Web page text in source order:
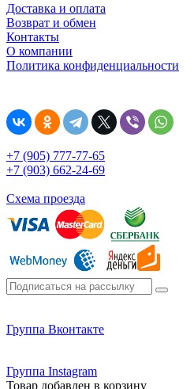
Доставка и оплата
Возврат и обмен
Контакты
О компании
Политика конфиденциальности
+7 (905) 777-77-65
+7 (903) 662-24-69
Схема проезда
Группа Вконтакте
Группа Instagram
Товар добавлен в корзину